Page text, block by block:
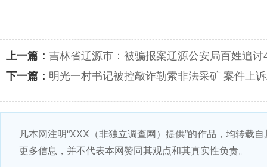
上一篇： 吉林省辽源市：被骗报案辽源公安局百姓追讨
下一篇： 明光一村书记被控敲诈勒索非法采矿 案件上
凡本网注明“XXX（非独立调查网）提供”的作品，均转载
更多信息，并不代表本网赞同其观点和其真实性负责。